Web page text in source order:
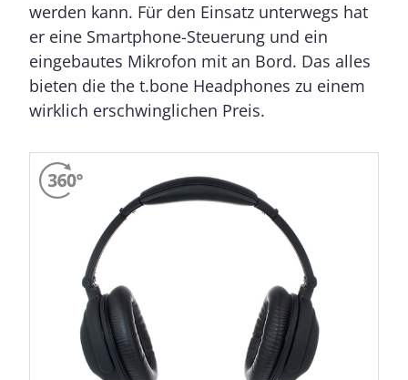
werden kann. Für den Einsatz unterwegs hat
er eine Smartphone-Steuerung und ein
eingebautes Mikrofon mit an Bord. Das alles
bieten die the t.bone Headphones zu einem
wirklich erschwinglichen Preis.